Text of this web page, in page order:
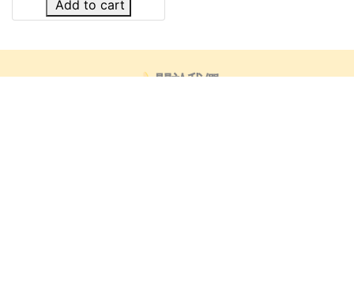
Add to cart
🍌關於我們